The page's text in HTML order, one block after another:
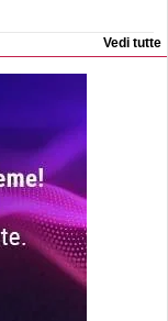
Vedi tutte